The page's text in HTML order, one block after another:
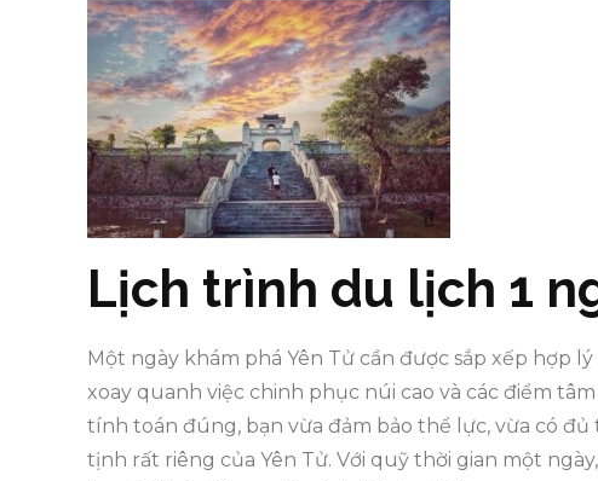
Lịch trình du lịch 1
Một ngày khám phá Yên Tử cần được sắp xếp hợp
xoay quanh việc chinh phục núi cao và các điểm
tính toán đúng, bạn vừa đảm bảo thể lực, vừa có
tịnh rất riêng của Yên Tử. Với quỹ thời gian một